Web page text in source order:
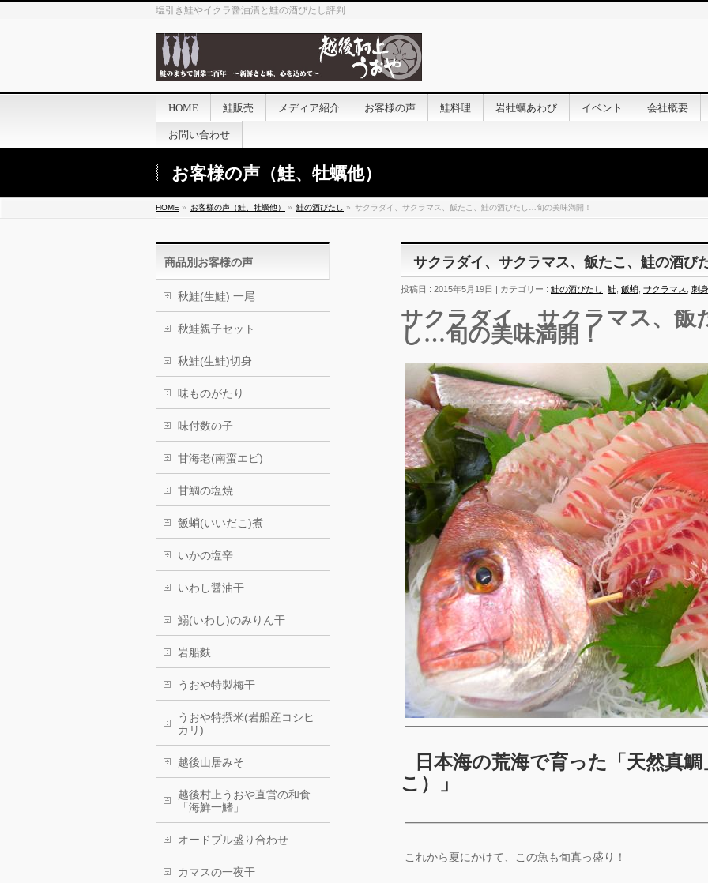
塩引き鮭やイクラ醤油漬と鮭の酒びたし評判
HOME 鮭販売 メディア紹介 お客様の声 鮭料理 岩牡蠣あわび イベント 会社概要
お問い合わせ
お客様の声（鮭、牡蠣他）
HOME » お客様の声（鮭、牡蠣他） » 鮭の酒びたし » サクラダイ、サクラマス、飯たこ、鮭の酒びたし…旬の美味満開！
サクラダイ、サクラマス、飯たこ、鮭の酒び
投稿日 : 2015年5月19日 | カテゴリー : 鮭の酒びたし 鮭 飯蛸 サクラマス 刺身
サクラダイ、サクラマス、飯
し…旬の美味満開！
日本海の荒海で育った「天然真
こ）」
これから夏にかけて、この魚も旬真っ盛り！
商品別お客様の声
秋鮭(生鮭) 一尾
秋鮭親子セット
秋鮭(生鮭)切身
味ものがたり
味付数の子
甘海老(南蛮エビ)
甘鯛の塩焼
飯蛸(いいだこ)煮
いかの塩辛
いわし醤油干
鰯(いわし)のみりん干
岩船麩
うおや特製梅干
うおや特撰米(岩船産コシヒ
カリ)
越後山居みそ
越後村上うおや直営の和食
「海鮮一鰭」
オードブル盛り合わせ
カマスの一夜干